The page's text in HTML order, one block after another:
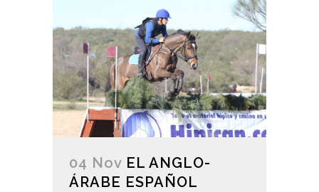
04 Nov EL ANGLO-
ÁRABE ESPAÑOL